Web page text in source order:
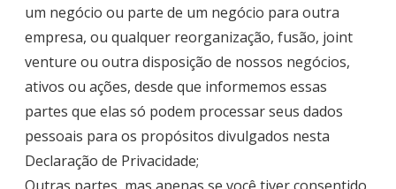
um negócio ou parte de um negócio para outra
empresa, ou qualquer reorganização, fusão, joint
venture ou outra disposição de nossos negócios,
ativos ou ações, desde que informemos essas
partes que elas só podem processar seus dados
pessoais para os propósitos divulgados nesta
Declaração de Privacidade;